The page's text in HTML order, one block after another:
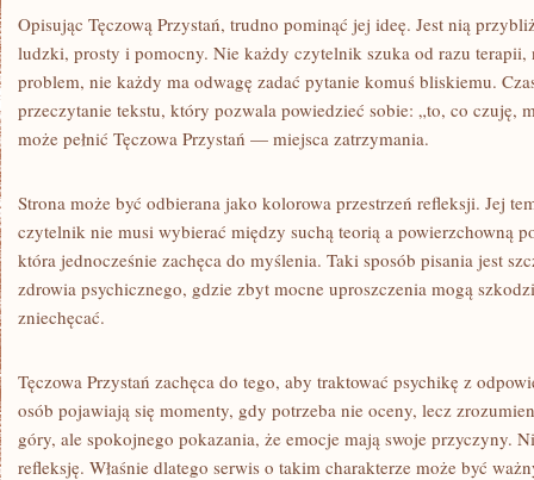
Opisując Tęczową Przystań, trudno pominąć jej ideę. Jest nią
ludzki, prosty i pomocny. Nie każdy czytelnik szuka od razu
problem, nie każdy ma odwagę zadać pytanie komuś bliskiemu.
przeczytanie tekstu, który pozwala powiedzieć sobie: „to, co czuję,
może pełnić Tęczowa Przystań — miejsca zatrzymania.
Strona może być odbierana jako kolorowa przestrzeń refleksji. Jej
czytelnik nie musi wybierać między suchą teorią a powierzchowną
która jednocześnie zachęca do myślenia. Taki sposób pisania jest
zdrowia psychicznego, gdzie zbyt mocne uproszczenia mogą
zniechęcać.
Tęczowa Przystań zachęca do tego, aby traktować psychikę z
osób pojawiają się momenty, gdy potrzeba nie oceny, lecz
góry, ale spokojnego pokazania, że emocje mają swoje przyczyny.
refleksję. Właśnie dlatego serwis o takim charakterze może być